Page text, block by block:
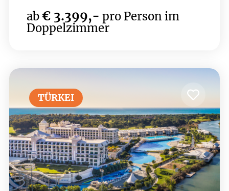
Hotels in Belek – Eröffnung Sommer
2022 – bietet höchste Qualität und
bedeutet zwei 18-Loch Championship
Course und Olympos Course. Der
Olympos Course liegt zwischen Fluss
und Meer und Konsumationen im
Clubhaus gehören zum all inclusive
Angebot dazu.
ab€ 3.399,- pro Person im
Doppelzimmer
TÜRKEI